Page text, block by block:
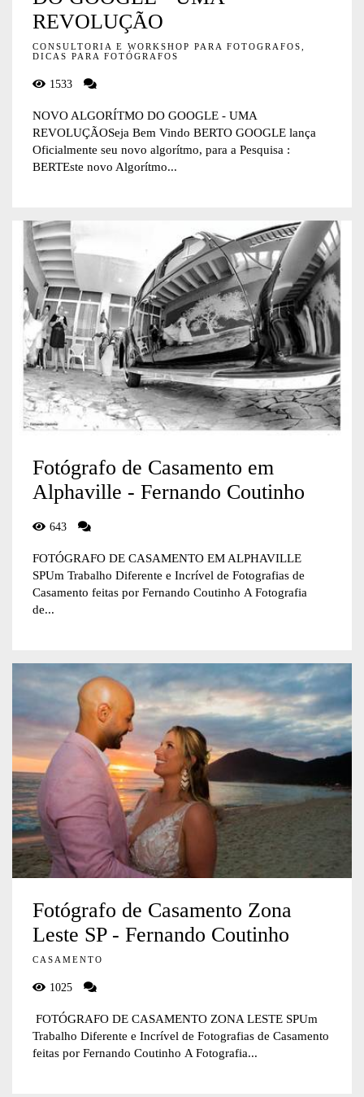
REVOLUÇÃO
CONSULTORIA E WORKSHOP PARA FOTOGRAFOS,
DICAS PARA FOTÓGRAFOS
1533
NOVO ALGORÍTMO DO GOOGLE - UMA
REVOLUÇÃOSeja Bem Vindo BERTO GOOGLE lança
Oficialmente seu novo algorítmo, para a Pesquisa :
BERTEste novo Algorítmo...
Fotógrafo de Casamento em
Alphaville - Fernando Coutinho
643
FOTÓGRAFO DE CASAMENTO EM ALPHAVILLE
SPUm Trabalho Diferente e Incrível de Fotografias de
Casamento feitas por Fernando Coutinho A Fotografia
de...
Fotógrafo de Casamento Zona
Leste SP - Fernando Coutinho
CASAMENTO
1025
FOTÓGRAFO DE CASAMENTO ZONA LESTE SPUm
Trabalho Diferente e Incrível de Fotografias de Casamento
feitas por Fernando Coutinho A Fotografia...